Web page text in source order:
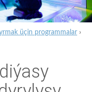
üçin programmalar ›